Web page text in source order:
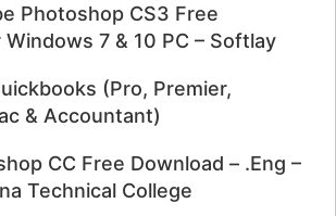
Photoshop CS3 Free
Windows 7 & 10 PC – Softlay
(Pro, Premier,
& Accountant)
CC Free Download – .Eng –
Technical College